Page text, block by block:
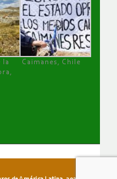
la
Caimanes, Chile